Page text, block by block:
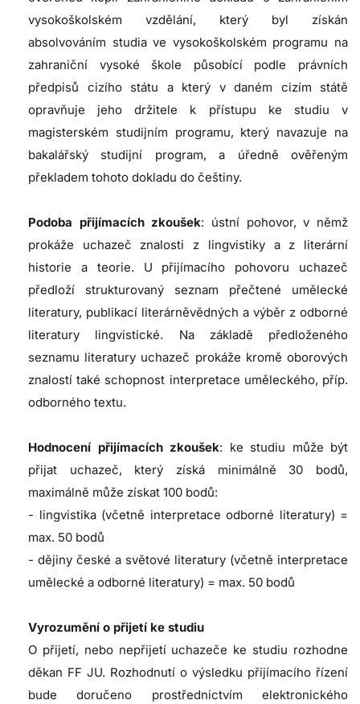
vysokoškolském vzdělání, který byl získán
absolvováním studia ve vysokoškolském programu na
zahraniční vysoké škole působící podle právních
předpisů cizího státu a který v daném cizím státě
opravňuje jeho držitele k přístupu ke studiu v
magisterském studijním programu, který navazuje na
bakalářský studijní program, a úředně ověřeným
překladem tohoto dokladu do češtiny.
Podoba přijímacích zkoušek: ústní pohovor, v němž
prokáže uchazeč znalosti z lingvistiky a z literární
historie a teorie. U přijímacího pohovoru uchazeč
předloží strukturovaný seznam přečtené umělecké
literatury, publikací literárněvědných a výběr z odborné
literatury lingvistické. Na základě předloženého
seznamu literatury uchazeč prokáže kromě oborových
znalostí také schopnost interpretace uměleckého, příp.
odborného textu.
Hodnocení přijímacích zkoušek: ke studiu může být
přijat uchazeč, který získá minimálně 30 bodů,
maximálně může získat 100 bodů:
- lingvistika (včetně interpretace odborné literatury) =
max. 50 bodů
- dějiny české a světové literatury (včetně interpretace
umělecké a odborné literatury) = max. 50 bodů
Vyrozumění o přijetí ke studiu
O přijetí, nebo nepřijetí uchazeče ke studiu rozhodne
děkan FF JU. Rozhodnutí o výsledku přijímacího řízení
bude doručeno prostřednictvím elektronického